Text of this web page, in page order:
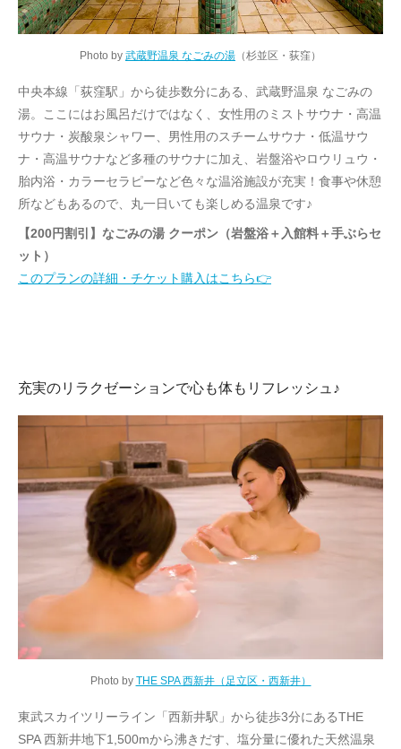
Photo by 武蔵野温泉 なごみの湯 （杉並区・荻窪）
中央本線「荻窪駅」から徒歩数分にある、武蔵野温泉 なごみの
湯。ここにはお風呂だけではなく、女性用のミストサウナ・高温
サウナ・炭酸泉シャワー、男性用のスチームサウナ・低温サウ
ナ・高温サウナなど多種のサウナに加え、岩盤浴やロウリュウ・
胎内浴・カラーセラピーなど色々な温浴施設が充実！食事や休憩
所などもあるので、丸一日いても楽しめる温泉です♪
【200円割引】なごみの湯 クーポン（岩盤浴＋入館料＋手ぶらセ
ット）
このプランの詳細・チケット購入はこちら👉
充実のリラクゼーションで心も体もリフレッシュ♪
Photo by THE SPA 西新井（足立区・西新井）
東武スカイツリーライン「西新井駅」から徒歩3分にあるTHE
SPA 西新井地下1,500mから沸きだす、塩分量に優れた天然温泉